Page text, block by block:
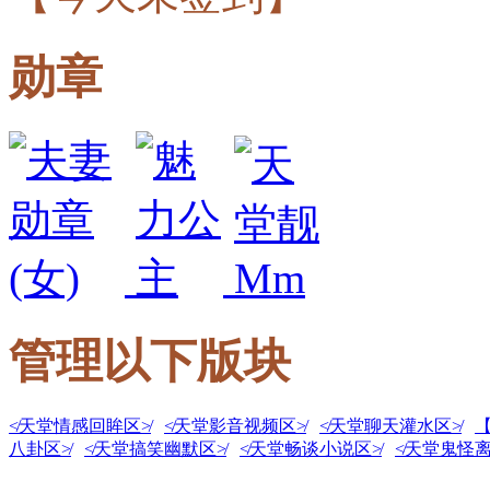
勋章
管理以下版块
≮天堂情感回眸区≯ ≮天堂影音视频区≯ ≮天堂聊天灌水区≯
八卦区≯
≮天堂搞笑幽默区≯ ≮天堂畅谈小说区≯ ≮天堂鬼怪